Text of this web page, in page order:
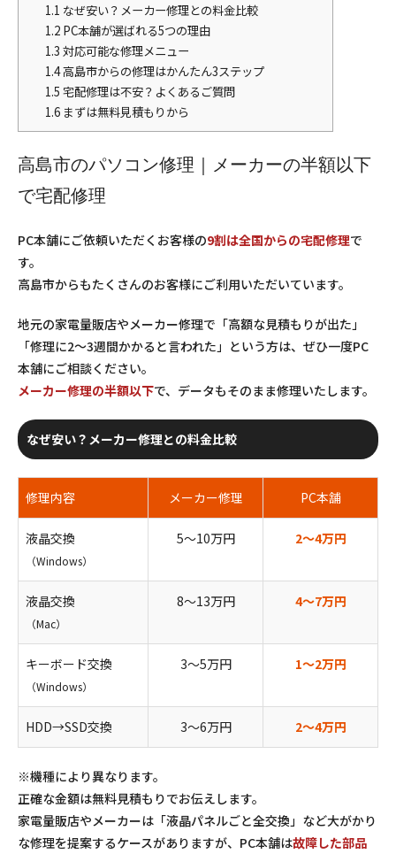
1.1 なぜ安い？メーカー修理との料金比較
1.2PC本舗が選ばれる5つの理由
1.3 対応可能な修理メニュー
1.4高島市からの修理はかんたん3ステップ
1.5 宅配修理は不安？よくあるご質問
1.6まずは無料見積もりから
高島市のパソコン修理｜メーカーの半額以下
で宅配修理
PC本舗にご依頼いただくお客様の9割は全国からの宅配修理で
す。
高島市からもたくさんのお客様にご利用いただいています。
地元の家電量販店やメーカー修理で「高額な見積もりが出た」
「修理に2〜3週間かかると言われた」という方は、ぜひ一度PC
本舗にご相談ください。
メーカー修理の半額以下で、データもそのまま修理いたします。
なぜ安い？メーカー修理との料金比較
修理内容 メーカー修理 PC本舗
液晶交換
（Windows）
5〜10万円 2〜4万円
液晶交換
（Mac）
8〜13万円 4〜7万円
キーボード交換
（Windows）
3〜5万円 1〜2万円
HDD→SSD交換 3〜6万円 2〜4万円
※機種により異なります。
正確な金額は無料見積もりでお伝えします。
家電量販店やメーカーは「液晶パネルごと全交換」など大がかり
な修理を提案するケースがありますが、PC本舗は故障した部品